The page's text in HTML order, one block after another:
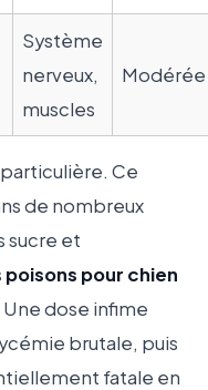
Système
nerveux,
muscles
Modérée
Ce
de nombreux
sucre et
poisons pour chien
dose infime
brutale, puis
fatale en